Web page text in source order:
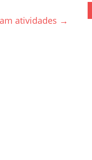
atividades →